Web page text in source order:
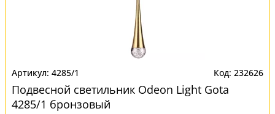
4285/1 232626
Подвесной светильник Odeon Light Gota
4285/1 бронзовый